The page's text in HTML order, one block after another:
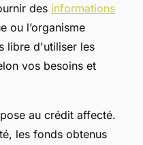
des informations
ou l’organisme
libre d'utiliser les
vos besoins et
au crédit affecté.
les fonds obtenus